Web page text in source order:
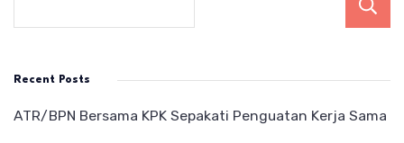
Recent Posts
ATR/BPN Bersama KPK Sepakati Penguatan Kerja Sama